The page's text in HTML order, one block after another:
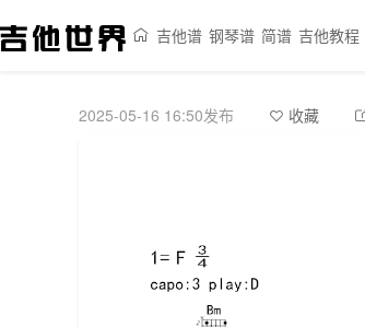
吉他谱 钢琴谱 简谱 吉他教程
2025-05-16 16:50发布 收藏